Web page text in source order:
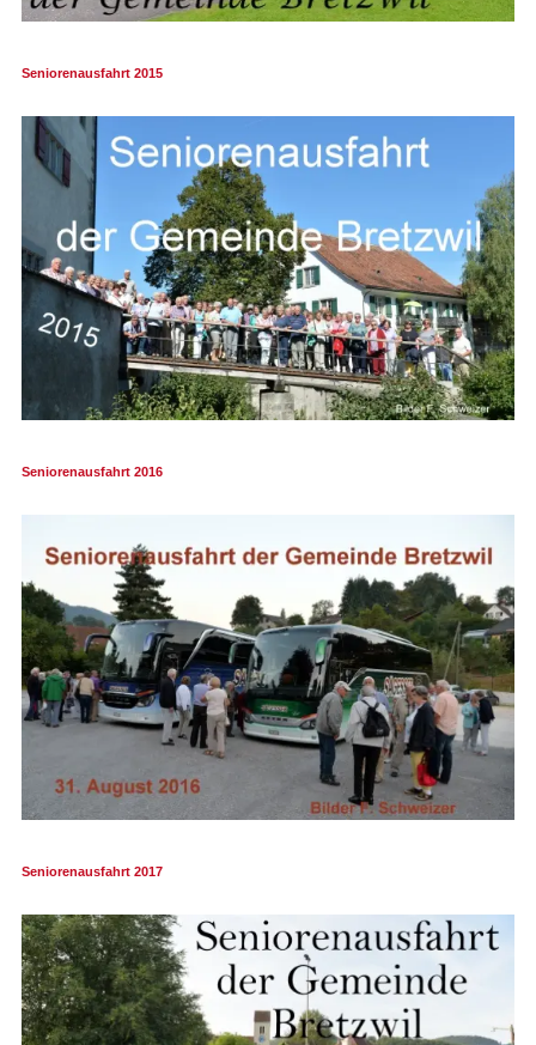
Seniorenausfahrt 2015
Seniorenausfahrt 2016
Seniorenausfahrt 2017